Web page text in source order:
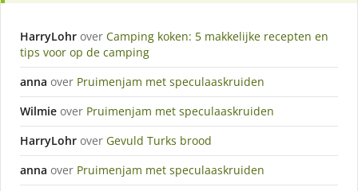
HarryLohr over Camping koken: 5 makkelijke recepten en
tips voor op de camping
anna over Pruimenjam met speculaaskruiden
Wilmie over Pruimenjam met speculaaskruiden
HarryLohr over Gevuld Turks brood
anna over Pruimenjam met speculaaskruiden